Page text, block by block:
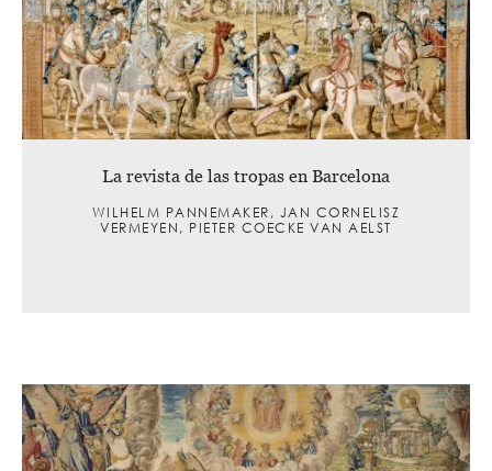
La revista de las tropas en Barcelona
WILHELM PANNEMAKER, JAN CORNELISZ
VERMEYEN, PIETER COECKE VAN AELST